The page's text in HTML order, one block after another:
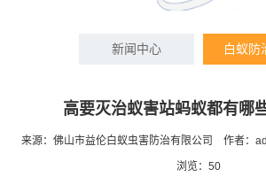
新闻中心 白蚁防
高要灭治蚁害站蚂蚁都有哪
来源：佛山市益伦白蚁虫害防治有限公司 作者：
浏览： 50